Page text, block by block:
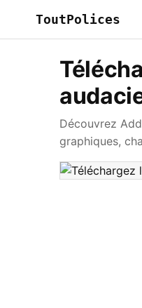
ToutPolices
Découvrez
graphiques,